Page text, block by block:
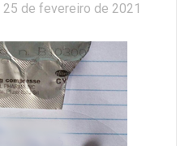
25 de fevereiro de 2021